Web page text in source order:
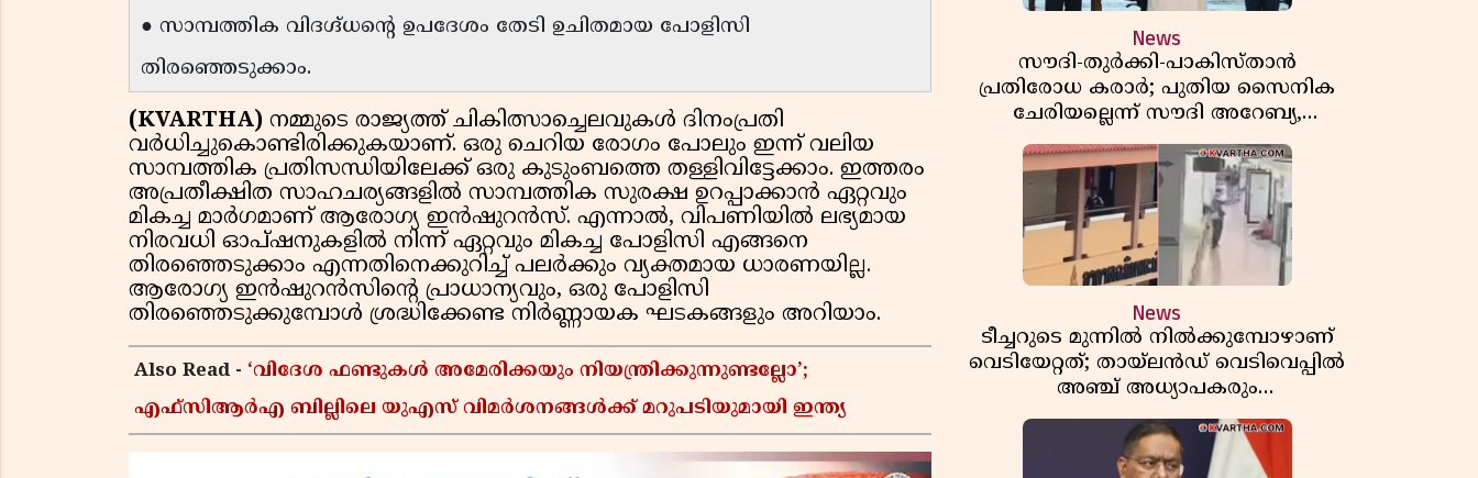
● സാമ്പത്തിക വിദഗ്ദ്ധൻ്റെ ഉപദേശം തേടി ഉചിതമായ പോളിസി
തിരഞ്ഞെടുക്കാം.
(KVARTHA) നമ്മുടെ രാജ്യത്ത് ചികിത്സാച്ചെലവുകൾ ദിനംപ്രതി
വർധിച്ചുകൊണ്ടിരിക്കുകയാണ്. ഒരു ചെറിയ രോഗം പോലും ഇന്ന് വലിയ
സാമ്പത്തിക പ്രതിസന്ധിയിലേക്ക് ഒരു കുടുംബത്തെ തള്ളിവിട്ടേക്കാം. ഇത്തരം
അപ്രതീക്ഷിത സാഹചര്യങ്ങളിൽ സാമ്പത്തിക സുരക്ഷ ഉറപ്പാക്കാൻ ഏറ്റവും
മികച്ച മാർഗമാണ് ആരോഗ്യ ഇൻഷുറൻസ്. എന്നാൽ, വിപണിയിൽ ലഭ്യമായ
നിരവധി ഓപ്ഷനുകളിൽ നിന്ന് ഏറ്റവും മികച്ച പോളിസി എങ്ങനെ
തിരഞ്ഞെടുക്കാം എന്നതിനെക്കുറിച്ച് പലർക്കും വ്യക്തമായ ധാരണയില്ല.
ആരോഗ്യ ഇൻഷുറൻസിന്റെ പ്രാധാന്യവും, ഒരു പോളിസി
തിരഞ്ഞെടുക്കുമ്പോൾ ശ്രദ്ധിക്കേണ്ട നിർണ്ണായക ഘടകങ്ങളും അറിയാം.
Also Read - ‘വിദേശ ഫണ്ടുകൾ അമേരിക്കയും നിയന്ത്രിക്കുന്നുണ്ടല്ലോ’;
എഫ്സിആർഎ ബില്ലിലെ യുഎസ് വിമർശനങ്ങൾക്ക് മറുപടിയുമായി ഇന്ത്യ
News
സൗദി-തുർക്കി-പാകിസ്താൻ
പ്രതിരോധ കരാർ; പുതിയ സൈനിക
ചേരിയല്ലെന്ന് സൗദി അറേബ്യ,
വിമർശനവുമായി ഇറാൻ
News
ടീച്ചറുടെ മുന്നിൽ നിൽക്കുമ്പോഴാണ്
വെടിയേറ്റത്; തായ്‌ലൻഡ് വെടിവെപ്പിൽ
അഞ്ച് അധ്യാപകരും
മുത്തശ്ശീമുത്തശ്ശന്മാരും കൊല്ലപ്പെട്ടു,
മരണസംഖ്യ 7; ഞെട്ടിക്കുന്ന
വെളിപ്പെടുത്തലുകൾ